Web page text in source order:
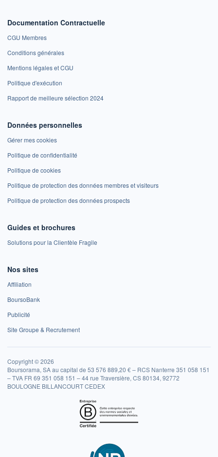
Documentation Contractuelle
CGU Membres
Conditions générales
Mentions légales et CGU
Politique d'exécution
Rapport de meilleure sélection 2024
Données personnelles
Gérer mes cookies
Politique de confidentialité
Politique de cookies
Politique de protection des données membres et visiteurs
Politique de protection des données prospects
Guides et brochures
Solutions pour la Clientèle Fragile
Nos sites
Affiliation
BoursoBank
Publicité
Site Groupe & Recrutement
Copyright © 2026
Boursorama, SA au capital de 53 576 889,20 € – RCS Nanterre 351 058 151
– TVA FR 69 351 058 151 – 44 rue Traversière, CS 80134, 92772
BOULOGNE BILLANCOURT CEDEX